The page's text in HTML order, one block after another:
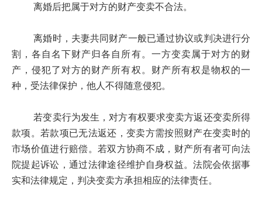
离婚后把属于对方的财产变卖不合法。
离婚时，夫妻共同财产一般已通过协议或判决进行分
割，各自名下财产归各自所有。一方变卖属于对方的财
产，侵犯了对方的财产所有权。财产所有权是物权的一
种，受法律保护，他人不得随意侵犯。
若变卖行为发生，对方有权要求变卖方返还变卖所得
款项。若款项已无法返还，变卖方需按照财产在变卖时的
市场价值进行赔偿。若双方协商不成，财产所有者可向法
院提起诉讼，通过法律途径维护自身权益。法院会依据事
实和法律规定，判决变卖方承担相应的法律责任。